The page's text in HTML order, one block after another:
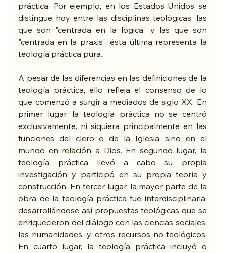
práctica. Por ejemplo, en los Estados Unidos se
distingue hoy entre las disciplinas teológicas, las
que son "centrada en la lógica" y las que son
"centrada en la praxis", ésta última representa la
teología práctica pura.
A pesar de las diferencias en las definiciones de la
teología práctica, ello refleja el consenso de lo
que comenzó a surgir a mediados de siglo XX. En
primer lugar, la teología práctica no se centró
exclusivamente, ni siquiera principalmente en las
funciones del clero o de la Iglesia, sino en el
mundo en relación a Dios. En segundo lugar, la
teología práctica llevó a cabo su propia
investigación y participó en su propia teoría y
construcción. En tercer lugar, la mayor parte de la
obra de la teología práctica fue interdisciplinaria,
desarrollándose así propuestas teológicas que se
enriquecieron del diálogo con las ciencias sociales,
las humanidades, y otros recursos no teológicos.
En cuarto lugar, la teología práctica incluyó o